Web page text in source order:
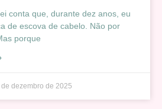
conta que, durante dez anos, eu
de escova de cabelo. Não por
porque
de dezembro de 2025